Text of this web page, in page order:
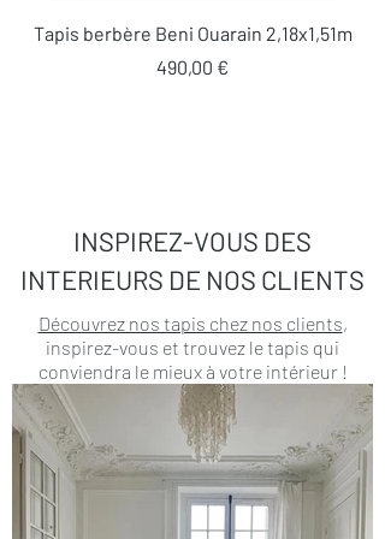
Tapis berbère Beni Ouarain 2,18x1,51m
Prix
490,00 €
INSPIREZ-VOUS DES
INTERIEURS DE NOS CLIENTS
Découvrez nos tapis chez nos clients,
inspirez-vous et trouvez le tapis qui
conviendra le mieux à votre intérieur !